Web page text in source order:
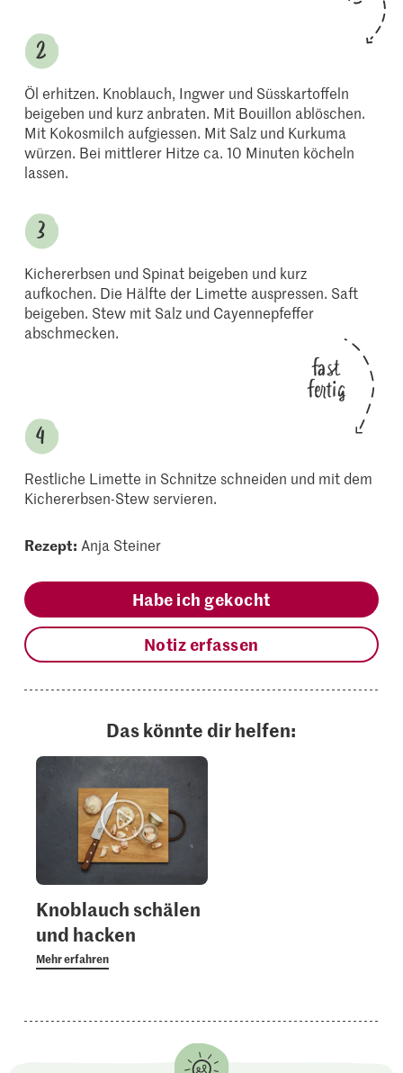
Öl erhitzen. Knoblauch, Ingwer und Süsskartoffeln
beigeben und kurz anbraten. Mit Bouillon ablöschen.
Mit Kokosmilch aufgiessen. Mit Salz und Kurkuma
würzen. Bei mittlerer Hitze ca. 10 Minuten köcheln
lassen.
Kichererbsen und Spinat beigeben und kurz
aufkochen. Die Hälfte der Limette auspressen. Saft
beigeben. Stew mit Salz und Cayennepfeffer
abschmecken.
fast
fertig
Restliche Limette in Schnitze schneiden und mit dem
Kichererbsen-Stew servieren.
Rezept: Anja Steiner
Habe ich gekocht
Notiz erfassen
Das könnte dir helfen:
Knoblauch schälen
und hacken
Mehr erfahren